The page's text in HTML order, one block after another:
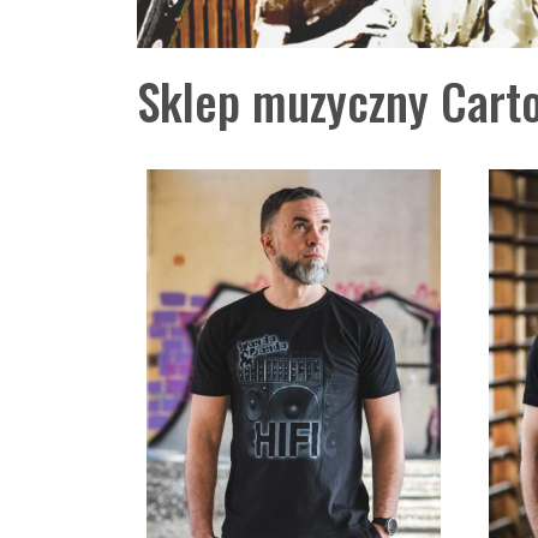
Sklep muzyczny